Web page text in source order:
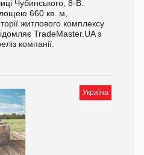
Чубинського, 8-В.
660 кв. м,
житлового комплексу
TradeMaster.UA з
компанії.
Україна